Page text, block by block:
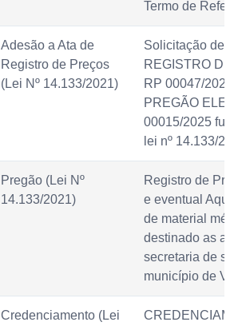
Termo de
Adesão a Ata de
Registro de Preços
(Lei Nº 14.133/2021)
Solicitação de
REGISTRO
RP 00047/
PREGÃO
00015/2025
lei nº 14.133/
Pregão (Lei Nº
14.133/2021)
Registro de
e eventual
de material
destinado as
secretaria de
município de
Credenciamento (Lei